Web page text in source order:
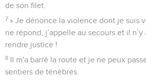
de son filet.
7 » Je dénonce la violence dont je suis
ne répond, j’appelle au secours et il
rendre justice !
8 Il m'a barré la route et je ne peux
sentiers de ténèbres.